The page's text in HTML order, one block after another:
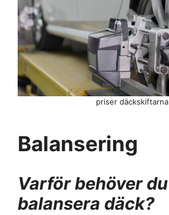
Balansering
Varför behöver du
balansera däck?
priser däckskiftarna